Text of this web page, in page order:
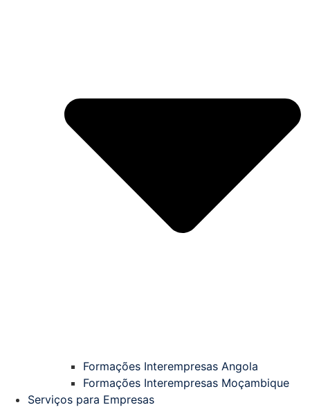
Formações Interempresas Angola
Formações Interempresas Moçambique
Serviços para Empresas